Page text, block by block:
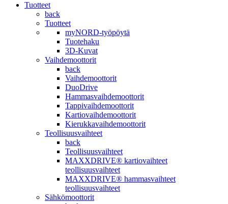
Tuotteet
back
Tuotteet
myNORD-työpöytä
Tuotehaku
3D-Kuvat
Vaihdemoottorit
back
Vaihdemoottorit
DuoDrive
Hammasvaihdemoottorit
Tappivaihdemoottorit
Kartiovaihdemoottorit
Kierukkavaihdemoottorit
Teollisuusvaihteet
back
Teollisuusvaihteet
MAXXDRIVE® kartiovaihteet
teollisuusvaihteet
MAXXDRIVE® hammasvaihteet
teollisuusvaihteet
Sähkömoottorit